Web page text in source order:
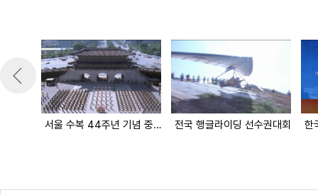
서울 수복 44주년 기념 중앙청 주기게양식 전국 행글라이딩 선수권대회